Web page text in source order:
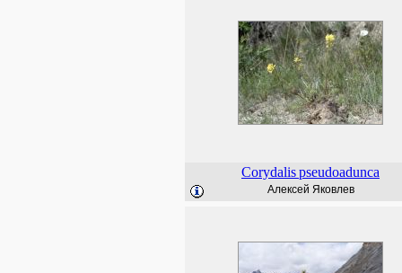
Corydalispseudoadunca
Алексей Яковлев